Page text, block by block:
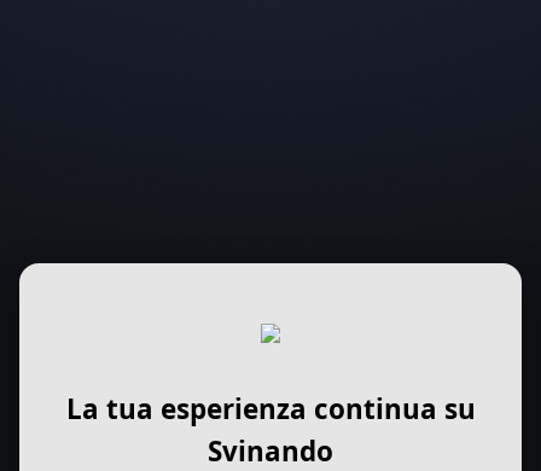
La tua esperienza continua su
Svinando